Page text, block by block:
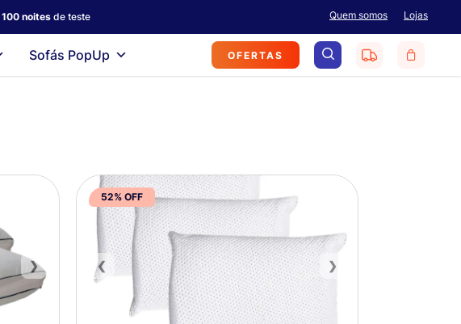
100 noitesde teste Lojas
Quem somos
Sofás PopUp OFERTAS search
❯
52% OFF
❮ ❯
Menu